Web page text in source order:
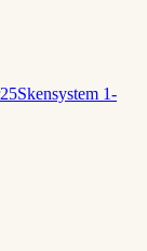
25Skensystem 1-